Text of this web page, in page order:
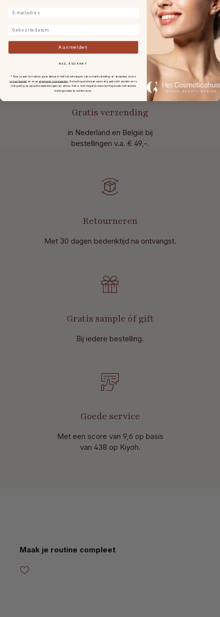
Gratis verzending
in Nederland en België bij
bestellingen v.a. € 49,-.
Retourneren
Met 30 dagen bedenktijd na ontvangst.
Gratis sample óf gift
Bij iedere bestelling.
Goede service
Met een score van 9,6 op basis
van 438 op Kiyoh.
Productgalerij overslaan
Maak je routine compleet
Aanmelden
NEE, BEDANKT
* Door je aan te melden ga je akkoord met het ontvangen van e-mailmarketing en accepteer je ons
privacybeleid en onze algemene voorwaarden .De kortingscode kan eenmalig gebruikt worden en is
niet geldig op lopende aanbiedingen en acties. Het is niet mogelijk deze kortingscode met andere
kortingscodes te combineren.